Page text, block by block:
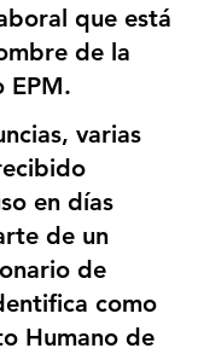
que está
de la
EPM.
varias
en días
de un
de
como
Humano de